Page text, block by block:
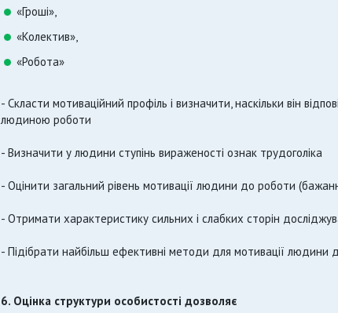
«Гроші»,
«Колектив»,
«Робота»
- Скласти мотиваційний профіль і визначити, наскільки він
людиною роботи
- Визначити у людини ступінь вираженості ознак трудоголіка
- Оцінити загальний рівень мотивації людини до роботи
- Отримати характеристику сильних і слабких сторін
- Підібрати найбільш ефективні методи для мотивації людини
6. Оцінка структури особистості дозволяє